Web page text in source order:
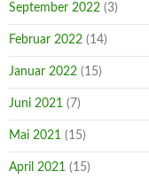
September 2022 (3)
Februar 2022 (14)
Januar 2022 (15)
Juni 2021 (7)
Mai 2021 (15)
April 2021 (15)